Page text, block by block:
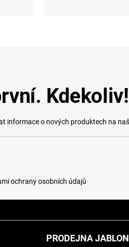
Kdekoliv!
informace o nových produktech na
ochrany osobních údajů
PRODEJNA